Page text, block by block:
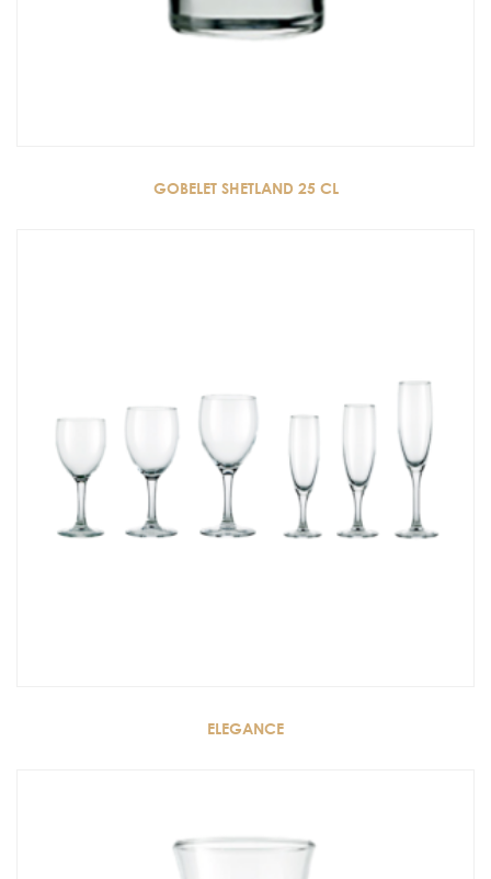
GOBELET SHETLAND 25 CL
ELEGANCE